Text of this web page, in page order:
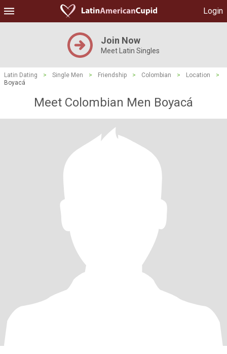
Login
Join Now
Meet Latin Singles
Latin Dating > Single Men > Friendship > Colombian > Location
>
Boyacá
Meet Colombian Men Boyacá